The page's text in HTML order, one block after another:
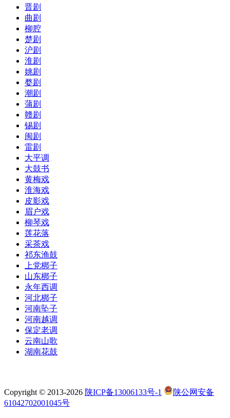
晋剧
曲剧
柳腔
楚剧
沪剧
淮剧
姚剧
婺剧
潮剧
蒲剧
赣剧
锡剧
闽剧
雷剧
大平调
大鼓书
黄梅戏
淮海戏
皮影戏
眉户戏
柳琴戏
莲花落
采茶戏
祁东渔鼓
上党梆子
山东梆子
永年西调
河北梆子
河南坠子
河南越调
保定老调
云南山歌
湖南花鼓
Copyright © 2013-2026 陕ICP备13006133号-1
陕公网安备
61042702001045号